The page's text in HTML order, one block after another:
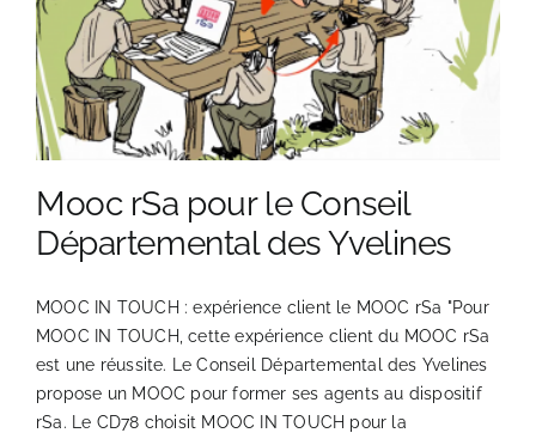
Mooc rSa pour le Conseil
Départemental des Yvelines
MOOC IN TOUCH : expérience client le MOOC rSa "Pour
MOOC IN TOUCH, cette expérience client du MOOC rSa
est une réussite. Le Conseil Départemental des Yvelines
propose un MOOC pour former ses agents au dispositif
rSa. Le CD78 choisit MOOC IN TOUCH pour la